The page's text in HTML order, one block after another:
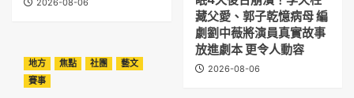
藏父愛、郭子乾憶病母 編
劇劉中薇將演員真實故事
放進劇本 更令人動容
2026-08-06
地方 焦點 社團
藝文
賽事